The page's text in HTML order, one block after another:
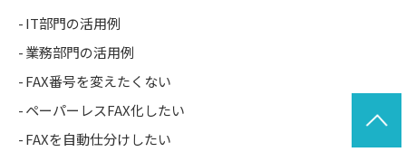
IT部門の活用例
業務部門の活用例
FAX番号を変えたくない
ペーパーレスFAX化したい
FAXを自動仕分けしたい